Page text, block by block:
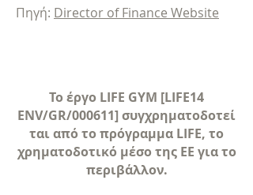
Πηγή: Director of Finance Website
Το έργο LIFE GYM [LIFE14
ENV/GR/000611] συγχρηματοδοτεί
ται από το πρόγραμμα LIFE, το
χρηματοδοτικό μέσο της ΕΕ για το
περιβάλλον.